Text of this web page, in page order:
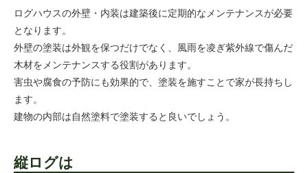
ログハウスの外壁・内装は建築後に定期的なメンテナンスが必要
となります。
外壁の塗装は外観を保つだけでなく、風雨を凌ぎ紫外線で傷んだ
木材をメンテナンスする役割があります。
害虫や腐食の予防にも効果的で、塗装を施すことで家が長持ちし
ます。
建物の内部は自然塗料で塗装すると良いでしょう。
縦ログは